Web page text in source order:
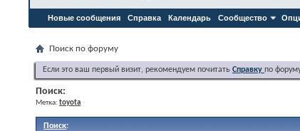
Новые сообщения Справка Календарь Сообщество
Поиск по форуму
Если это ваш первый визит, рекомендуем почитать Справку по
Поиск:
Метка: toyota
Поиск: